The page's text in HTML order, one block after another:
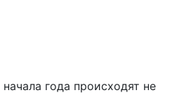
года происходят не